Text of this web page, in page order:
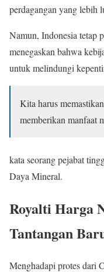
perdagangan yang lebih
Namun, Indonesia tetap
menegaskan bahwa
untuk melindungi
Kita harus
memberikan manfaat
kata seorang pejabat
Daya Mineral.
Royalti Harga
Tantangan
Menghadapi protes dari